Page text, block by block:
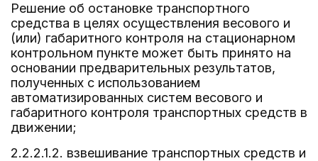
Решение об остановке транспортного
средства в целях осуществления весового и
(или) габаритного контроля на стационарном
контрольном пункте может быть принято на
основании предварительных результатов,
полученных с использованием
автоматизированных систем весового и
габаритного контроля транспортных средств в
движении;
2.2.2.1.2. взвешивание транспортных средств и